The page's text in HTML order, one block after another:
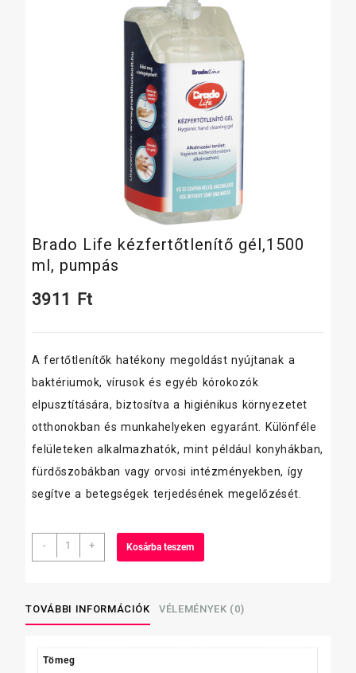
Brado Life kézfertőtlenítő gél,1500
ml, pumpás
3911 Ft
A fertőtlenítők hatékony megoldást nyújtanak a
baktériumok, vírusok és egyéb kórokozók
elpusztítására, biztosítva a higiénikus környezetet
otthonokban és munkahelyeken egyaránt. Különféle
felületeken alkalmazhatók, mint például konyhákban,
fürdőszobákban vagy orvosi intézményekben, így
segítve a betegségek terjedésének megelőzését.
-
Brado
Life
ml,
pumpás
+ Kosárba teszem
TOVÁBBI INFORMÁCIÓK VÉLEMÉNYEK (0)
Tömeg